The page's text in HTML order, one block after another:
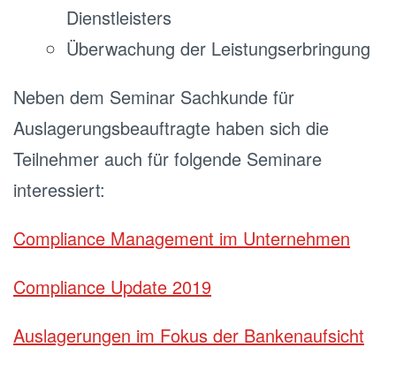
Dienstleisters
Überwachung der Leistungserbringung
Neben dem Seminar Sachkunde für
Auslagerungsbeauftragte haben sich die
Teilnehmer auch für folgende Seminare
interessiert:
Compliance Management im Unternehmen
Compliance Update 2019
Auslagerungen im Fokus der Bankenaufsicht